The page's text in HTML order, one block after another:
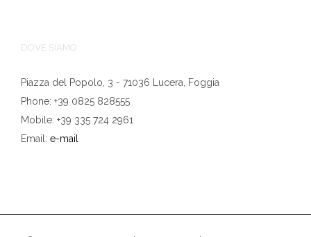
DOVE SIAMO
Piazza del Popolo, 3 - 71036 Lucera, Foggia
Phone: +39 0825 828555
Mobile: +39 335 724 2961
Email: e-mail